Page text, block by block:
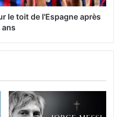
le toit de l'Espagne après